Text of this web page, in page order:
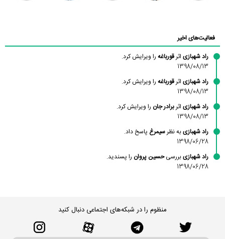
فعالیت‌های اخیر
راد شهبازی اثرقورباغه را ویرایش کرد.
1398/08/13
راد شهبازی اثرقورباغه را ویرایش کرد.
1398/08/13
راد شهبازی اثربرادر جان را ویرایش کرد.
1398/08/13
راد شهبازیبه نظرسیمرغ پاسخ داد.
1398/06/28
راد شهبازیبررسیحسین پروان را پسندید.
1398/06/28
منظوم را در شبکه‌های اجتماعی دنبال کنید